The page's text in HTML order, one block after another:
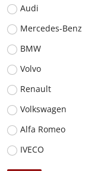
Audi
Mercedes-Benz
BMW
Volvo
Renault
Volkswagen
Alfa Romeo
IVECO